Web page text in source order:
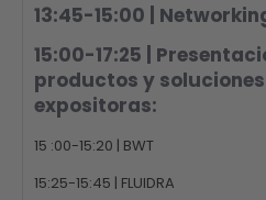
13:45-15:00 |
15:00-17:25 |
productos y
expositoras:
15 :00-15:20 | BWT
15:25-15:45 | FLUIDRA